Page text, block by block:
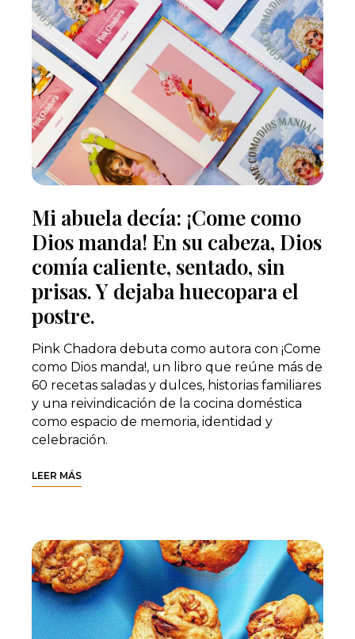
Mi abuela decía: ¡Come como
Dios manda! En su cabeza, Dios
comía caliente, sentado, sin
prisas. Y dejaba huecopara el
postre.
Pink Chadora debuta como autora con ¡Come
como Dios manda!, un libro que reúne más de
60 recetas saladas y dulces, historias familiares
y una reivindicación de la cocina doméstica
como espacio de memoria, identidad y
celebración.
LEER MÁS